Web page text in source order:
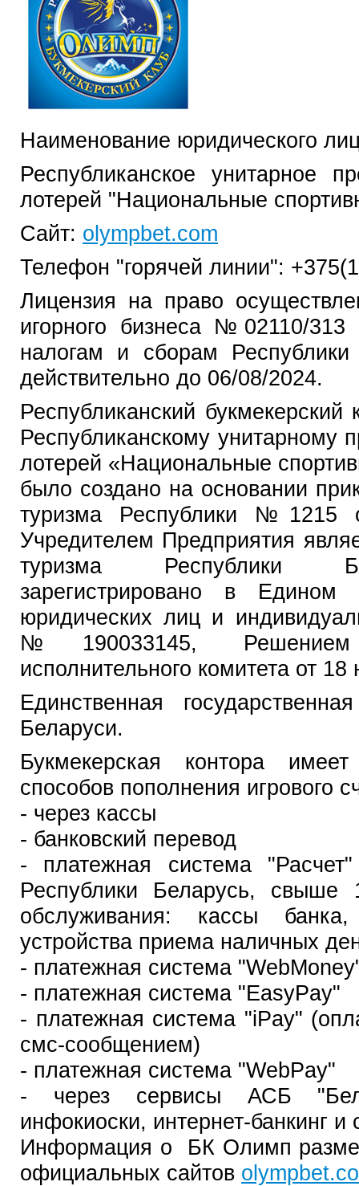
Наименование юридического
Республиканское унитарное
лотерей "Национальные
Сайт: olympbet.com
Телефон "горячей линии":
Лицензия на право
игорного бизнеса №02110/
налогам и сборам
действительно до 06/08/2024.
Республиканский
Республиканскому унитарному
лотерей «Национальные
было создано на основании
туризма Республики №1215
Учредителем Предприятия
туризма Республики
зарегистрировано в Едином
юридических лиц и
№190033145, Решением
исполнительного комитета от
Единственная
Беларуси.
Букмекерская контора
способов пополнения игрового
- через кассы
- банковский перевод
- платежная система
Республики Беларусь, свыше
обслуживания: кассы
устройства приема наличных
- платежная система
- платежная система "EasyPay"
- платежная система "iPay"
смс-сообщением)
- платежная система "WebPay"
- через сервисы АСБ
инфокиоски, интернет-банкинг и
Информация о БК Олимп
официальных сайтов